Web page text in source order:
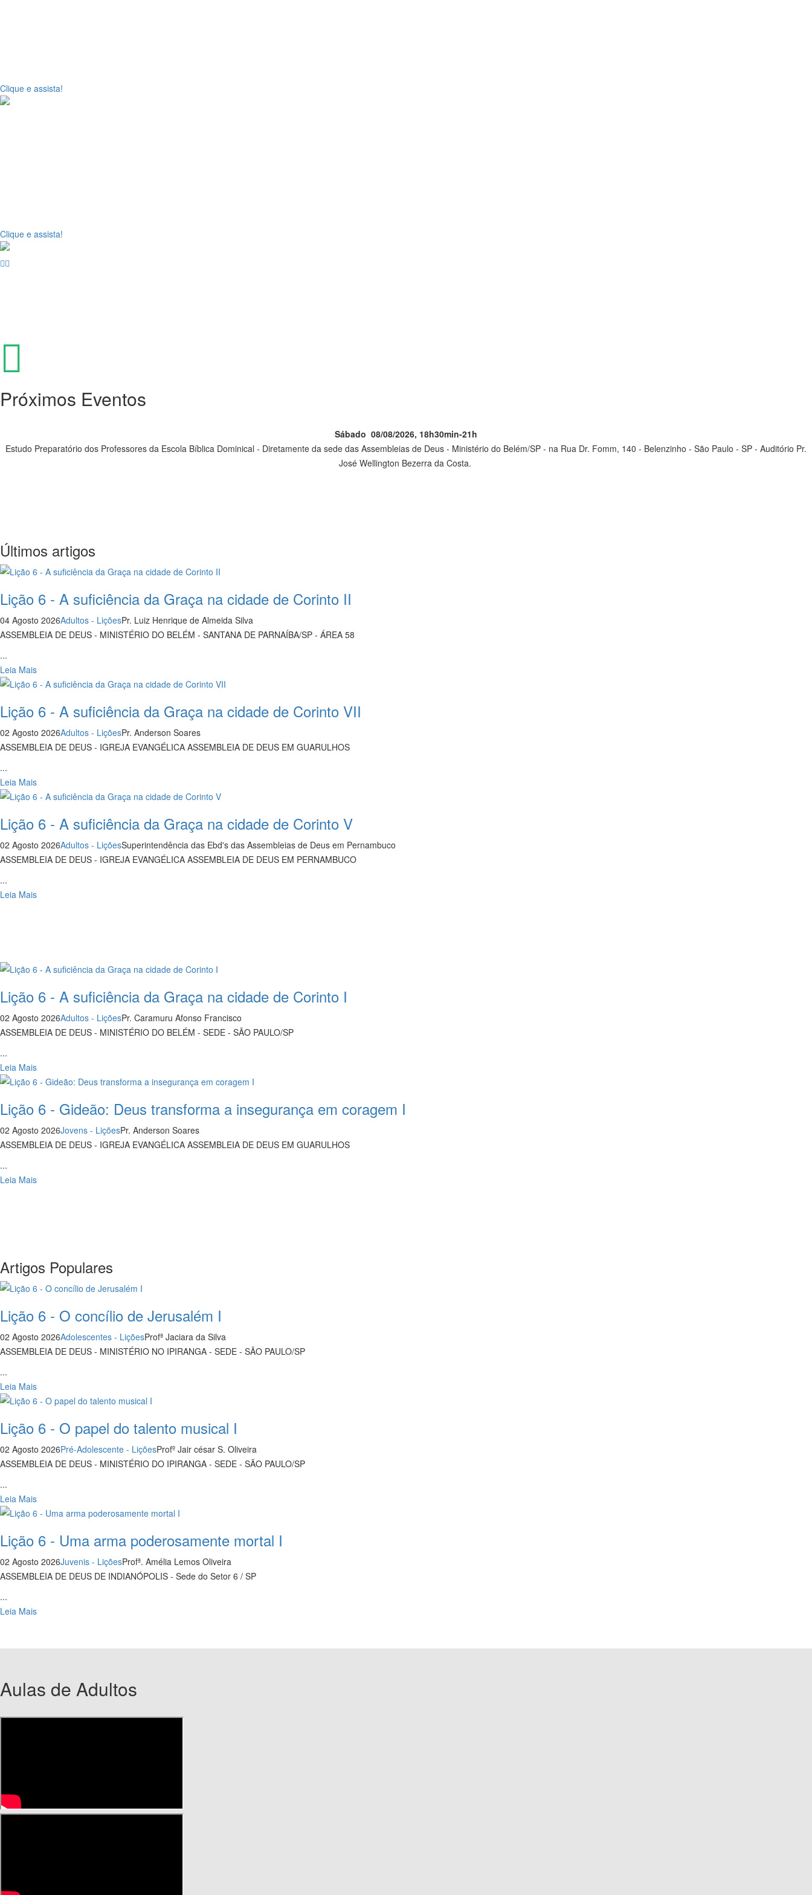
Clique e assista!
Clique e assista!
Próximos Eventos
Sábado 08/08/2026, 18h30min-21h
Estudo Preparatório dos Professores da Escola Bíblica Dominical - Diretamente da sede das Assembleias de Deus - Ministério do Belém/SP - na Rua Dr. Fomm, 140 - Belenzinho - São Paulo - SP - Auditório Pr.
José Wellington Bezerra da Costa.
Últimos artigos
Lição 6 - A suficiência da Graça na cidade de Corinto II
04 Agosto 2026Adultos - LiçõesPr. Luiz Henrique de Almeida Silva
ASSEMBLEIA DE DEUS - MINISTÉRIO DO BELÉM - SANTANA DE PARNAÍBA/SP - ÁREA 58
...
Leia Mais
Lição 6 - A suficiência da Graça na cidade de Corinto VII
02 Agosto 2026Adultos - LiçõesPr. Anderson Soares
ASSEMBLEIA DE DEUS - IGREJA EVANGÉLICA ASSEMBLEIA DE DEUS EM GUARULHOS
...
Leia Mais
Lição 6 - A suficiência da Graça na cidade de Corinto V
02 Agosto 2026Adultos - LiçõesSuperintendência das Ebd's das Assembleias de Deus em Pernambuco
ASSEMBLEIA DE DEUS - IGREJA EVANGÉLICA ASSEMBLEIA DE DEUS EM PERNAMBUCO
...
Leia Mais
Lição 6 - A suficiência da Graça na cidade de Corinto I
02 Agosto 2026Adultos - LiçõesPr. Caramuru Afonso Francisco
ASSEMBLEIA DE DEUS - MINISTÉRIO DO BELÉM - SEDE - SÃO PAULO/SP
...
Leia Mais
Lição 6 - Gideão: Deus transforma a insegurança em coragem I
02 Agosto 2026Jovens - LiçõesPr. Anderson Soares
ASSEMBLEIA DE DEUS - IGREJA EVANGÉLICA ASSEMBLEIA DE DEUS EM GUARULHOS
...
Leia Mais
Artigos Populares
Lição 6 - O concílio de Jerusalém I
02 Agosto 2026Adolescentes - LiçõesProfª Jaciara da Silva
ASSEMBLEIA DE DEUS - MINISTÉRIO NO IPIRANGA - SEDE - SÃO PAULO/SP
...
Leia Mais
Lição 6 - O papel do talento musical I
02 Agosto 2026Pré-Adolescente - LiçõesProfº Jair césar S. Oliveira
ASSEMBLEIA DE DEUS - MINISTÉRIO DO IPIRANGA - SEDE - SÃO PAULO/SP
...
Leia Mais
Lição 6 - Uma arma poderosamente mortal I
02 Agosto 2026Juvenis - LiçõesProfª. Amélia Lemos Oliveira
ASSEMBLEIA DE DEUS DE INDIANÓPOLIS - Sede do Setor 6 / SP
...
Leia Mais
Aulas de Adultos